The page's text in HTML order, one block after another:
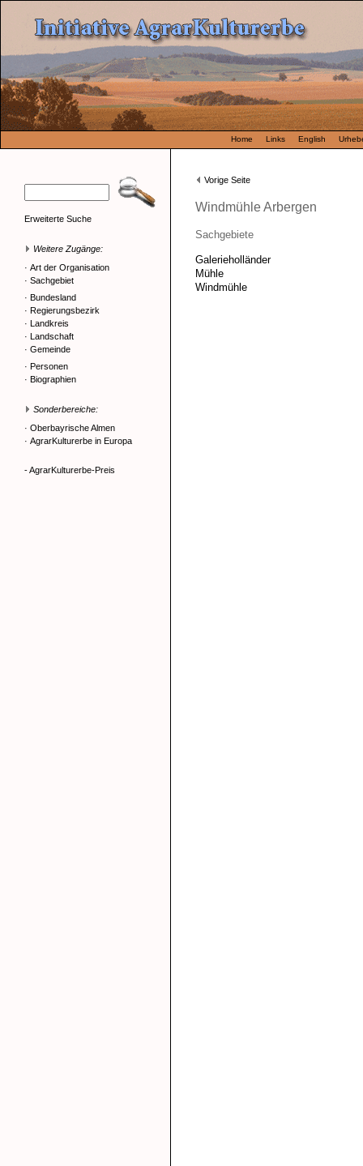
Home Links English
Erweiterte Suche
Weitere Zugänge:
· Art der Organisation
· Sachgebiet
· Bundesland
· Regierungsbezirk
· Landkreis
· Landschaft
· Gemeinde
· Personen
· Biographien
Sonderbereiche:
· Oberbayrische Almen
· AgrarKulturerbe in Europa
- AgrarKulturerbe-Preis
Vorige Seite
Windmühle Arbergen
Sachgebiete
Galerieholländer
Mühle
Windmühle